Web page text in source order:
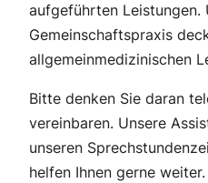
aufgeführten Leistungen.
Gemeinschaftspraxis
allgemeinmedizinischen
Bitte denken Sie daran
vereinbaren. Unsere
unseren
helfen Ihnen gerne weiter.